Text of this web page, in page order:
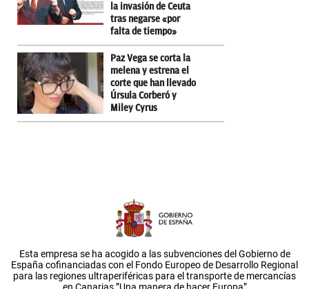
la invasión de Ceuta
tras negarse «por
falta de tiempo»
Paz Vega se corta la
melena y estrena el
corte que han llevado
Úrsula Corberó y
Miley Cyrus
Esta empresa se ha acogido a las subvenciones del Gobierno de
España cofinanciadas con el Fondo Europeo de Desarrollo Regional
para las regiones ultraperiféricas para el transporte de mercancías